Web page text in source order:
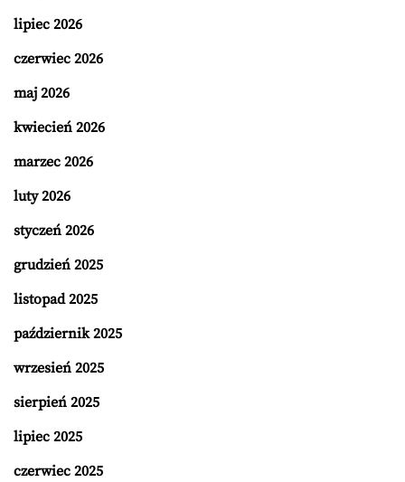
lipiec 2026
czerwiec 2026
maj 2026
kwiecień 2026
marzec 2026
luty 2026
styczeń 2026
grudzień 2025
listopad 2025
październik 2025
wrzesień 2025
sierpień 2025
lipiec 2025
czerwiec 2025